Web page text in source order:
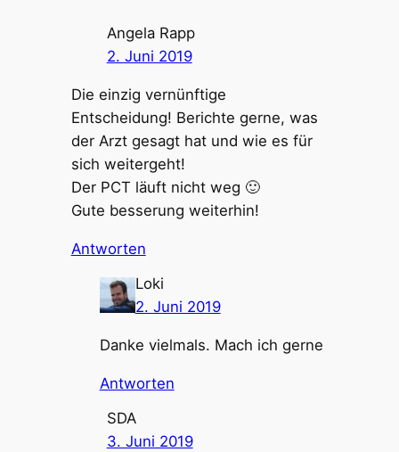
Angela Rapp
2. Juni 2019
Die einzig vernünftige
Entscheidung! Berichte gerne, was
der Arzt gesagt hat und wie es für
sich weitergeht!
Der PCT läuft nicht weg 🙂
Gute besserung weiterhin!
Antworten
Loki
2. Juni 2019
Danke vielmals. Mach ich gerne
Antworten
SDA
3. Juni 2019